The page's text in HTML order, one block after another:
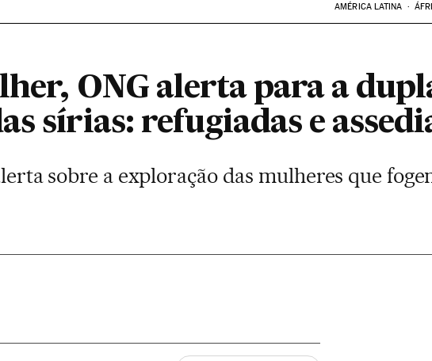
AMÉRICA LATINA
ONG alerta para a
sírias: refugiadas e
sobre a exploração das mulheres que